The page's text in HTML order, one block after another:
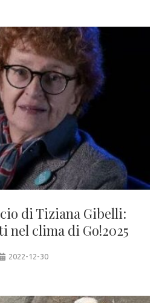
di Tiziana Gibelli:
nel clima di Go!2025
2022-12-30